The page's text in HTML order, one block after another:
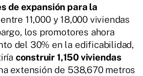
de expansión para la
11,000 y 18,000 viviendas
los promotores ahora
del 30% en la edificabilidad,
construir 1,150 viviendas
extensión de 538,670 metros